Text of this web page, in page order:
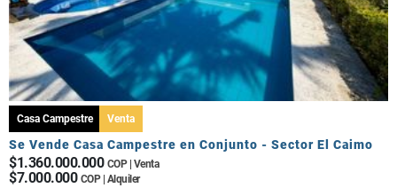
Casa Campestre Venta
Se Vende Casa Campestre en Conjunto - Sector El Caimo
$1.360.000.000 COP | Venta
$7.000.000 COP | Alquiler